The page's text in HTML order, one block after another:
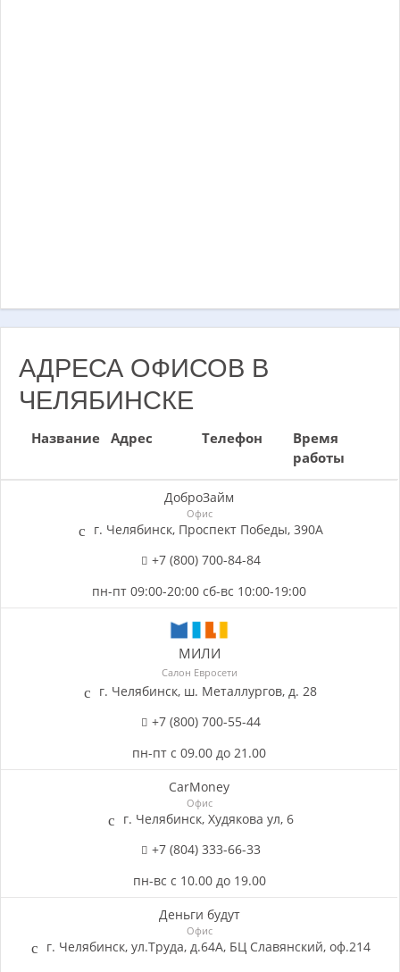
АДРЕСА ОФИСОВ В
ЧЕЛЯБИНСКЕ
Название Адрес Телефон
Время
работы
ДоброЗайм
Офис
г. Челябинск, Проспект Победы, 390А
+7 (800) 700-84-84
пн-пт 09:00-20:00 сб-вс 10:00-19:00
МИЛИ
Салон Евросети
г. Челябинск, ш. Металлургов, д. 28
+7 (800) 700-55-44
пн-пт с 09.00 до 21.00
CarMoney
Офис
г. Челябинск, Худякова ул, 6
+7 (804) 333-66-33
пн-вс с 10.00 до 19.00
Деньги будут
Офис
г. Челябинск, ул.Труда, д.64А, БЦ Славянский, оф.214